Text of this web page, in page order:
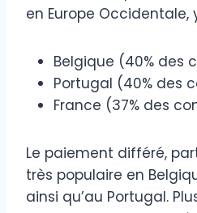
en Europe Occidentale,
Belgique (40% des
Portugal (40% des
France (37% des
Le paiement différé,
très populaire en
ainsi qu’au Portugal.